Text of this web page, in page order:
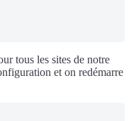
tous les sites de notre
et on redémarre